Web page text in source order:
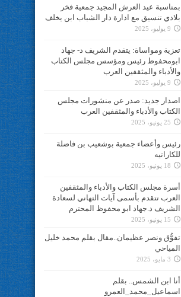
بمناسبة عيد العرش المجيد جمعية فخر
بلادي تنسيق مع ادارة دار الشباب ابن يخلف
9 يوليو، 2025
تعزية ومواساة: يتقدم الشريف د- جهاد
ابومحفوظ رئيس ومؤسس مجلس الكتاب
والأدباء والمثقفين العرب
9 يوليو، 2025
اصدار جديد: صدر عن منشورات مجلس
الكتاب والأدباء والمثقفين العرب
25 يونيو، 2025
رئيس وأعضاء جمعية بوشعيب بن فاضلة
للكاراتيه
18 يونيو، 2025
أسرة مجلس الكتاب والأدباء والمثقفين
العرب تتقدم بأسمى آيات التهاني لسعادة
الشريف د.جهاد ابو محفوظ المحترم
15 يونيو، 2025
تفوُّق ونصر عظيمان..مقال بقلم محمد خليل
المياحي
3 مايو، 2025
أنا ابن الشمس.. بقلم
اسماعيل_محمد_العمرو